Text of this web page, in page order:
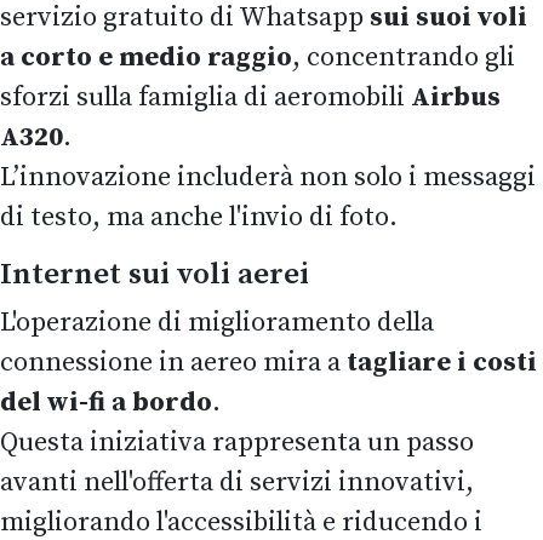
servizio gratuito di Whatsapp sui suoi voli
a corto e medio raggio, concentrando gli
sforzi sulla famiglia di aeromobili Airbus
A320.
L’innovazione includerà non solo i messaggi
di testo, ma anche l'invio di foto.
Internet sui voli aerei
L'operazione di miglioramento della
connessione in aereo mira a tagliare i costi
del wi-fi a bordo.
Questa iniziativa rappresenta un passo
avanti nell'offerta di servizi innovativi,
migliorando l'accessibilità e riducendo i